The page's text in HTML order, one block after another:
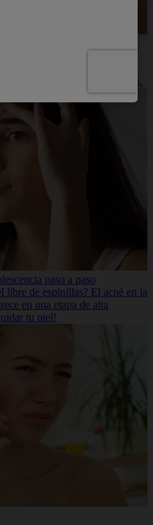
endócrinas entre otras causas.
paso a paso
libre de espinillas? El acné en la
en una etapa de alta
tu piel!